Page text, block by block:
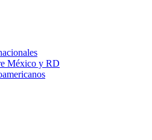
México y RD